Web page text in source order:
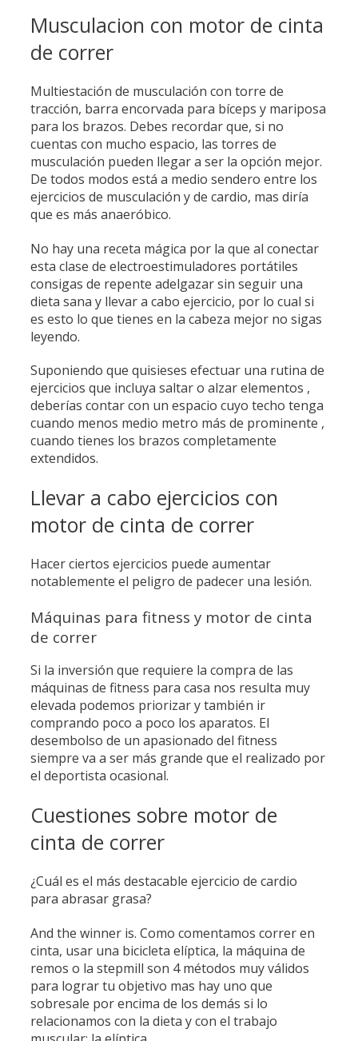
Musculacion con motor de cinta
de correr
Multiestación de musculación con torre de
tracción, barra encorvada para bíceps y mariposa
para los brazos. Debes recordar que, si no
cuentas con mucho espacio, las torres de
musculación pueden llegar a ser la opción mejor.
De todos modos está a medio sendero entre los
ejercicios de musculación y de cardio, mas diría
que es más anaeróbico.
No hay una receta mágica por la que al conectar
esta clase de electroestimuladores portátiles
consigas de repente adelgazar sin seguir una
dieta sana y llevar a cabo ejercicio, por lo cual si
es esto lo que tienes en la cabeza mejor no sigas
leyendo.
Suponiendo que quisieses efectuar una rutina de
ejercicios que incluya saltar o alzar elementos ,
deberías contar con un espacio cuyo techo tenga
cuando menos medio metro más de prominente ,
cuando tienes los brazos completamente
extendidos.
Llevar a cabo ejercicios con
motor de cinta de correr
Hacer ciertos ejercicios puede aumentar
notablemente el peligro de padecer una lesión.
Máquinas para fitness y motor de cinta
de correr
Si la inversión que requiere la compra de las
máquinas de fitness para casa nos resulta muy
elevada podemos priorizar y también ir
comprando poco a poco los aparatos. El
desembolso de un apasionado del fitness
siempre va a ser más grande que el realizado por
el deportista ocasional.
Cuestiones sobre motor de
cinta de correr
¿Cuál es el más destacable ejercicio de cardio
para abrasar grasa?
And the winner is. Como comentamos correr en
cinta, usar una bicicleta elíptica, la máquina de
remos o la stepmill son 4 métodos muy válidos
para lograr tu objetivo mas hay uno que
sobresale por encima de los demás si lo
relacionamos con la dieta y con el trabajo